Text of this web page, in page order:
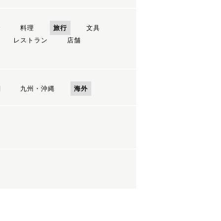
料理 旅行
文具
レストラン
店舗
九州・沖縄 海外